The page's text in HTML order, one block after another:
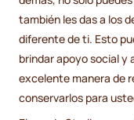
también les das a los
diferente de ti. Esto
brindar apoyo social
excelente manera de
conservarlos para